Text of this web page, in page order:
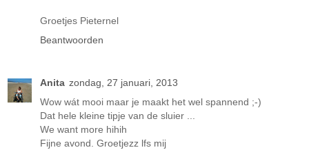
Groetjes Pieternel
Beantwoorden
Anita zondag, 27 januari, 2013
Wow wát mooi maar je maakt het wel spannend ;-)
Dat hele kleine tipje van de sluier ...
We want more hihih
Fijne avond. Groetjezz lfs mij